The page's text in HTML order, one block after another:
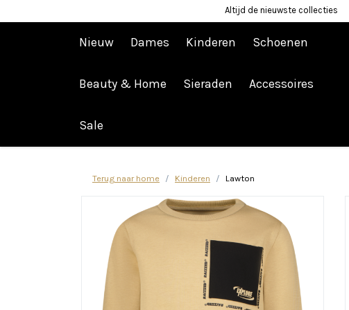
Altijd de nieuwste collecties
Nieuw Dames Kinderen Schoenen
Beauty & Home Sieraden Accessoires
Sale
Afrekenen is uitgeschakeld.
Terug naar home Kinderen Lawton